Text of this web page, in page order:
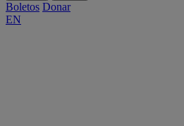
Boletos Donar
EN